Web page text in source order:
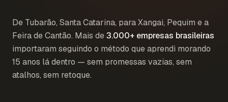
De Tubarão, Santa Catarina, para Xangai, Pequim e a
Feira de Cantão. Mais de3.000+ empresas brasileiras
importaram seguindo o método que aprendi morando
15 anos lá dentro — sem promessas vazias, sem
atalhos, sem retoque.